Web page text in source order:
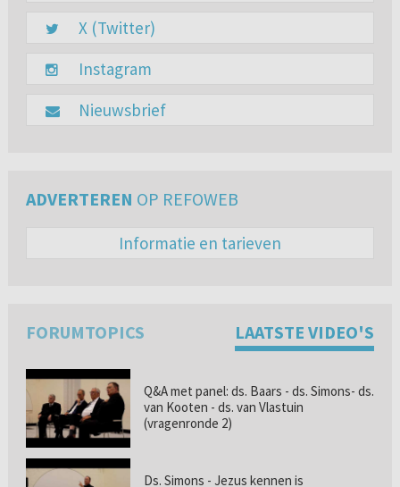
X (Twitter)
Instagram
Nieuwsbrief
ADVERTEREN OP REFOWEB
Informatie en tarieven
FORUMTOPICS LAATSTE VIDEO'S
Q&A met panel: ds. Baars - ds. Simons- ds.
van Kooten - ds. van Vlastuin
(vragenronde 2)
Ds. Simons - Jezus kennen is